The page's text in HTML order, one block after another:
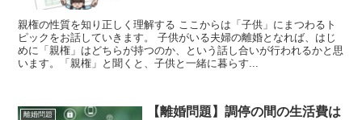
親権の性質を知り正しく理解する ここからは「子供」にまつわるト
ピックをお話していきます。 子供がいる夫婦の離婚となれば、はじ
めに「親権」はどちらが持つのか、という話し合いが行われるかと思
います。「親権」と聞くと、子供と一緒に暮らす...
離婚問題
【離婚問題】調停の間の生活費は